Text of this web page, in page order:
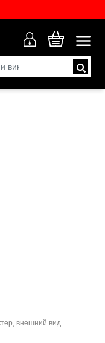
внешний вид